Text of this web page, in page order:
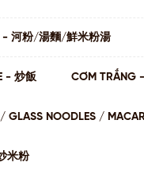
- 河粉/湯麵/鮮米粉湯
- 炒飯 CƠM TRẮNG
GLASS NOODLES /
⽶粉